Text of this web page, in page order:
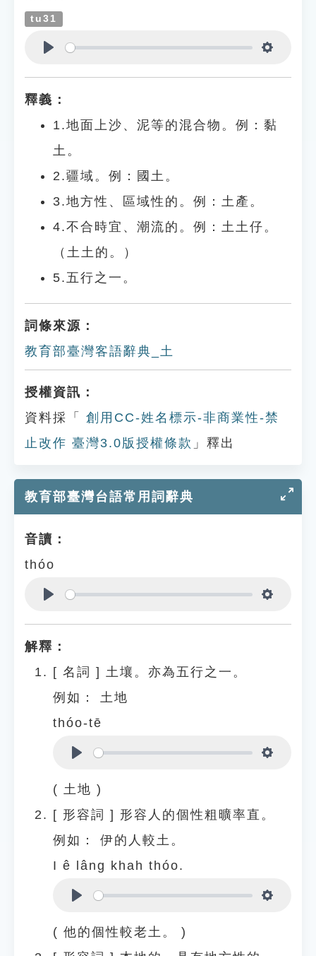
tu31
釋義：
1.地面上沙、泥等的混合物。例：黏
土。
2.疆域。例：國土。
3.地方性、區域性的。例：土產。
4.不合時宜、潮流的。例：土土仔。
（土土的。）
5.五行之一。
詞條來源：
教育部臺灣客語辭典_土
授權資訊：
資料採「
創用CC-姓名標示-非商業性-禁
止改作 臺灣3.0版授權條款 」釋出
教育部臺灣台語常用詞辭典
音讀：
thóo
解釋：
[ 名詞 ] 土壤。亦為五行之一。
例如：
土地
thóo-tē
( 土地 )
[ 形容詞 ] 形容人的個性粗曠率直。
例如：
伊的人較土。
I ê lâng khah thóo.
( 他的個性較老土。 )